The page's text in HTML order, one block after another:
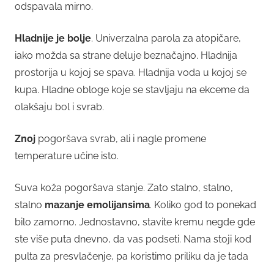
odspavala mirno.
Hladnije je bolje. Univerzalna parola za atopičare,
iako možda sa strane deluje beznačajno. Hladnija
prostorija u kojoj se spava. Hladnija voda u kojoj se
kupa. Hladne obloge koje se stavljaju na ekceme da
olakšaju bol i svrab.
Znoj pogoršava svrab, ali i nagle promene
temperature učine isto.
Suva koža pogoršava stanje. Zato stalno, stalno,
stalno mazanje emolijansima. Koliko god to ponekad
bilo zamorno. Jednostavno, stavite kremu negde gde
ste više puta dnevno, da vas podseti. Nama stoji kod
pulta za presvlačenje, pa koristimo priliku da je tada